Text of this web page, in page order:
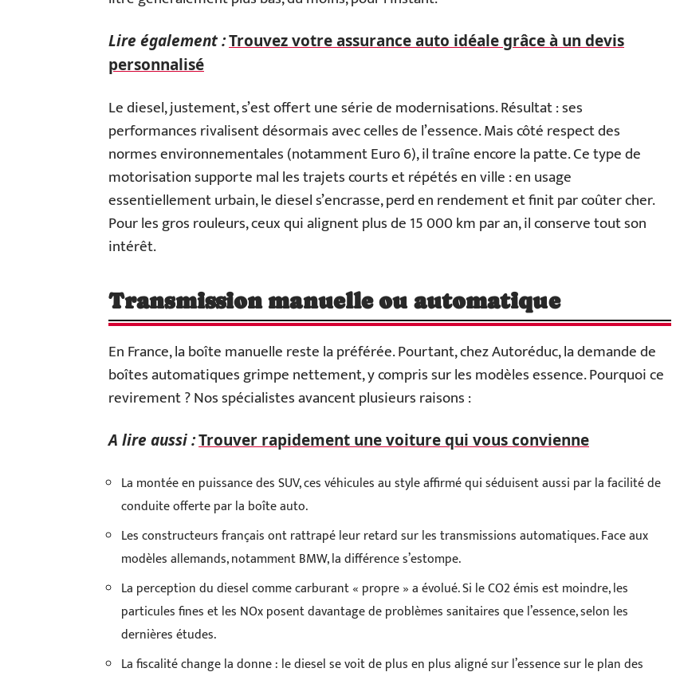
Lire également :Trouvez votre assurance auto idéale grâce à un devis
personnalisé
Le diesel, justement, s’est offert une série de modernisations. Résultat : ses
performances rivalisent désormais avec celles de l’essence. Mais côté respect des
normes environnementales (notamment Euro 6), il traîne encore la patte. Ce type de
motorisation supporte mal les trajets courts et répétés en ville : en usage
essentiellement urbain, le diesel s’encrasse, perd en rendement et finit par coûter cher.
Pour les gros rouleurs, ceux qui alignent plus de 15 000 km par an, il conserve tout son
intérêt.
Transmission manuelle ou automatique
En France, la boîte manuelle reste la préférée. Pourtant, chez Autoréduc, la demande de
boîtes automatiques grimpe nettement, y compris sur les modèles essence. Pourquoi ce
revirement ? Nos spécialistes avancent plusieurs raisons :
A lire aussi :Trouver rapidement une voiture qui vous convienne
La montée en puissance des SUV, ces véhicules au style affirmé qui séduisent aussi par la facilité de
conduite offerte par la boîte auto.
Les constructeurs français ont rattrapé leur retard sur les transmissions automatiques. Face aux
modèles allemands, notamment BMW, la différence s’estompe.
La perception du diesel comme carburant « propre » a évolué. Si le CO2 émis est moindre, les
particules fines et les NOx posent davantage de problèmes sanitaires que l’essence, selon les
dernières études.
La fiscalité change la donne : le diesel se voit de plus en plus aligné sur l’essence sur le plan des